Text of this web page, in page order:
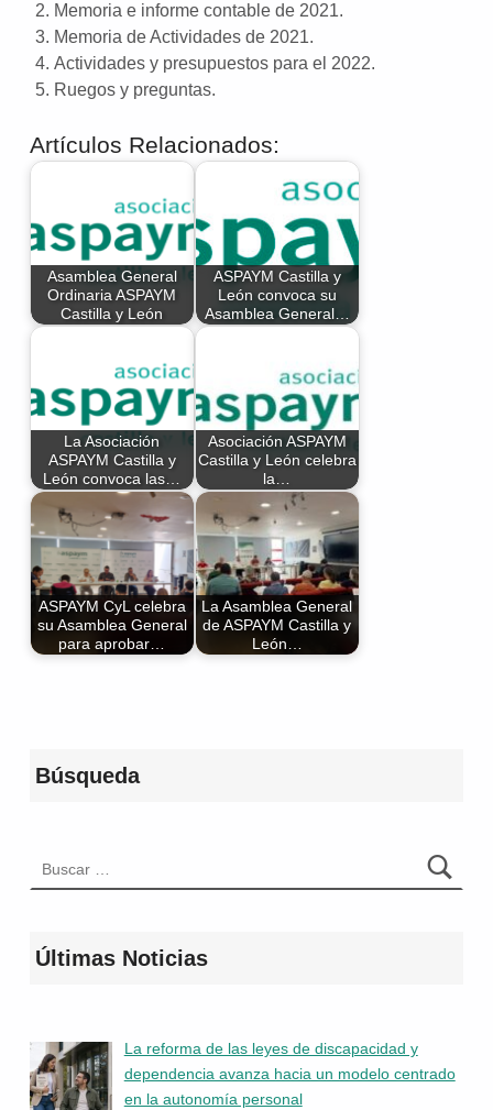
Memoria e informe contable de 2021.
Memoria de Actividades de 2021.
Actividades y presupuestos para el 2022.
Ruegos y preguntas.
Artículos Relacionados:
Asamblea General
Ordinaria ASPAYM
Castilla y León
ASPAYM Castilla y
León convoca su
Asamblea General…
La Asociación
ASPAYM Castilla y
León convoca las…
Asociación ASPAYM
Castilla y León celebra
la…
ASPAYM CyL celebra
su Asamblea General
para aprobar…
La Asamblea General
de ASPAYM Castilla y
León…
Búsqueda
Últimas Noticias
La reforma de las leyes de discapacidad y
dependencia avanza hacia un modelo centrado
en la autonomía personal